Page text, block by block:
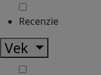
Recenzie
Vek